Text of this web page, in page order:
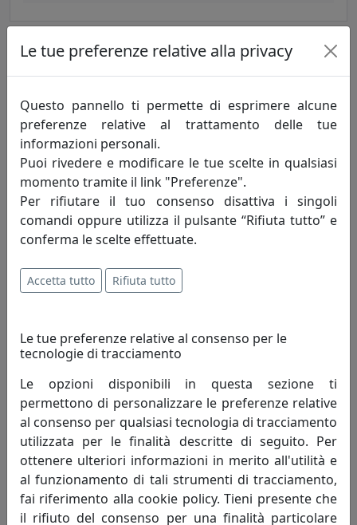
TAVOLINO ROUND 3 ROTONDO D80 IN METALLO CT05080-07
FANGO
MemeDesign
TAVOLINO ROUND 3 ROTONDO D80 IN METALLO CT05080-10
PETROLIO
Le tue preferenze relative alla privacy
Questo pannello ti permette di esprimere alcune
preferenze relative al trattamento delle tue
informazioni personali.
Puoi rivedere e modificare le tue scelte in qualsiasi
momento tramite il link "Preferenze".
Per rifiutare il tuo consenso disattiva i singoli
comandi oppure utilizza il pulsante “Rifiuta tutto” e
conferma le scelte effettuate.
Accetta tutto Rifiuta tutto
Le tue preferenze relative al consenso per le
tecnologie di tracciamento
Le opzioni disponibili in questa sezione ti
permettono di personalizzare le preferenze relative
al consenso per qualsiasi tecnologia di tracciamento
utilizzata per le finalità descritte di seguito. Per
ottenere ulteriori informazioni in merito all'utilità e
al funzionamento di tali strumenti di tracciamento,
fai riferimento alla cookie policy. Tieni presente che
il rifiuto del consenso per una finalità particolare